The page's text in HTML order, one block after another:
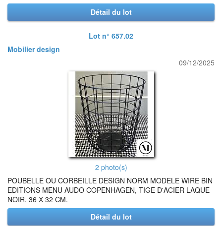
Détail du lot
Lot n° 657.02
Mobilier design
09/12/2025
2 photo(s)
POUBELLE OU CORBEILLE DESIGN NORM MODELE WIRE BIN
EDITIONS MENU AUDO COPENHAGEN, TIGE D'ACIER LAQUE
NOIR. 36 X 32 CM.
Détail du lot